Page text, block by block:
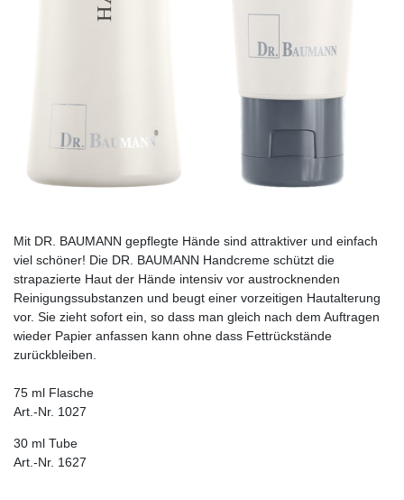
Mit DR. BAUMANN gepflegte Hände sind attraktiver und einfach
viel schöner! Die DR. BAUMANN Handcreme schützt die
strapazierte Haut der Hände intensiv vor austrocknenden
Reinigungssubstanzen und beugt einer vorzeitigen Hautalterung
vor. Sie zieht sofort ein, so dass man gleich nach dem Auftragen
wieder Papier anfassen kann ohne dass Fettrückstände
zurückbleiben.
75 ml Flasche
Art.-Nr. 1027
30 ml Tube
Art.-Nr. 1627